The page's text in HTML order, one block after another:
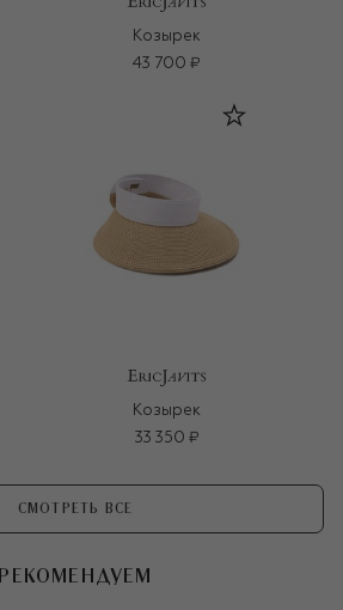
Козырек
43 700 ₽
Козырек
33 350 ₽
СМОТРЕТЬ ВСЕ
РЕКОМЕНДУЕМ